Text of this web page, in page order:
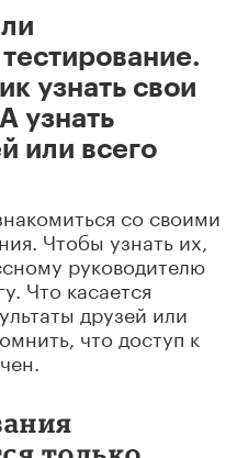
узнать свои
узнать
или всего
со своими
Чтобы узнать их,
руководителю
Что касается
друзей или
что доступ к